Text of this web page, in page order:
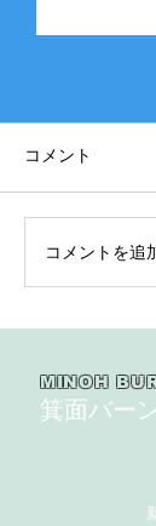
2025年
地連盟
コメント
コメントを追
MINOH
箕面バー